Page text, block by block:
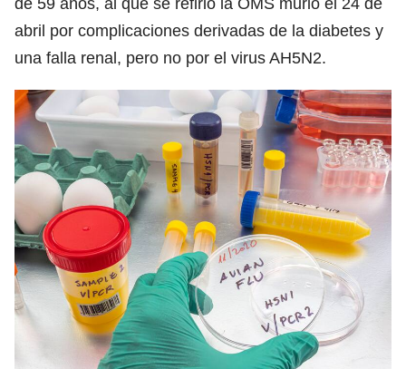
abril por complicaciones derivadas de la diabetes y
una falla renal, pero no por el virus AH5N2.